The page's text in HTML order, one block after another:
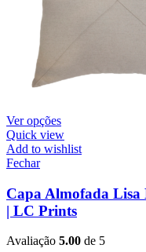
Ver opções
Quick view
Add to wishlist
Fechar
Capa Almofada Lisa
| LC Prints
Avaliação 5.00 de 5